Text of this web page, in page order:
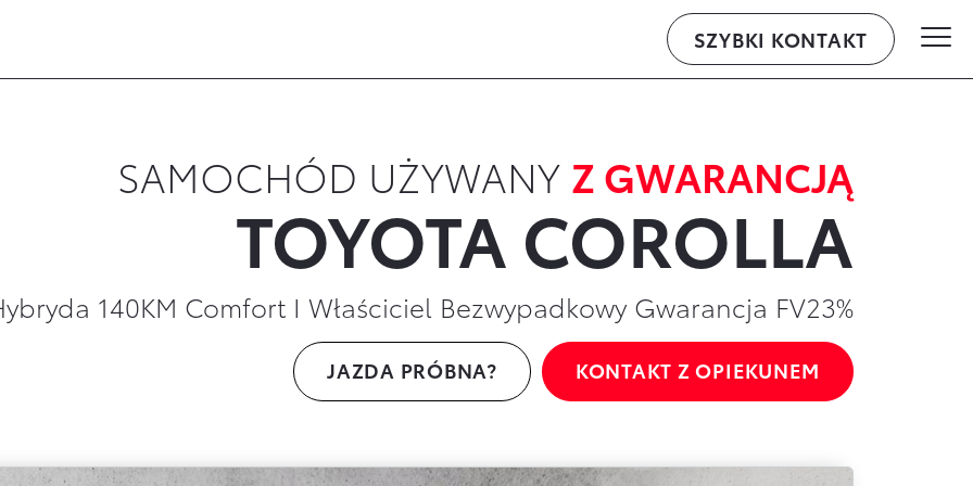
Gliwic, Zabrza lub Chorzowa? Zapraszamy do WALDER – ul.Knurowska 8, Zabrze
SZYBKI KONTAKT
SAMOCHÓD UŻYWANY Z GWARANCJĄ
TOYOTA COROLLA
140KM Comfort I Właściciel Bezwypadkowy Gwarancja FV23%
JAZDA PRÓBNA? KONTAKT Z OPIEKUNEM